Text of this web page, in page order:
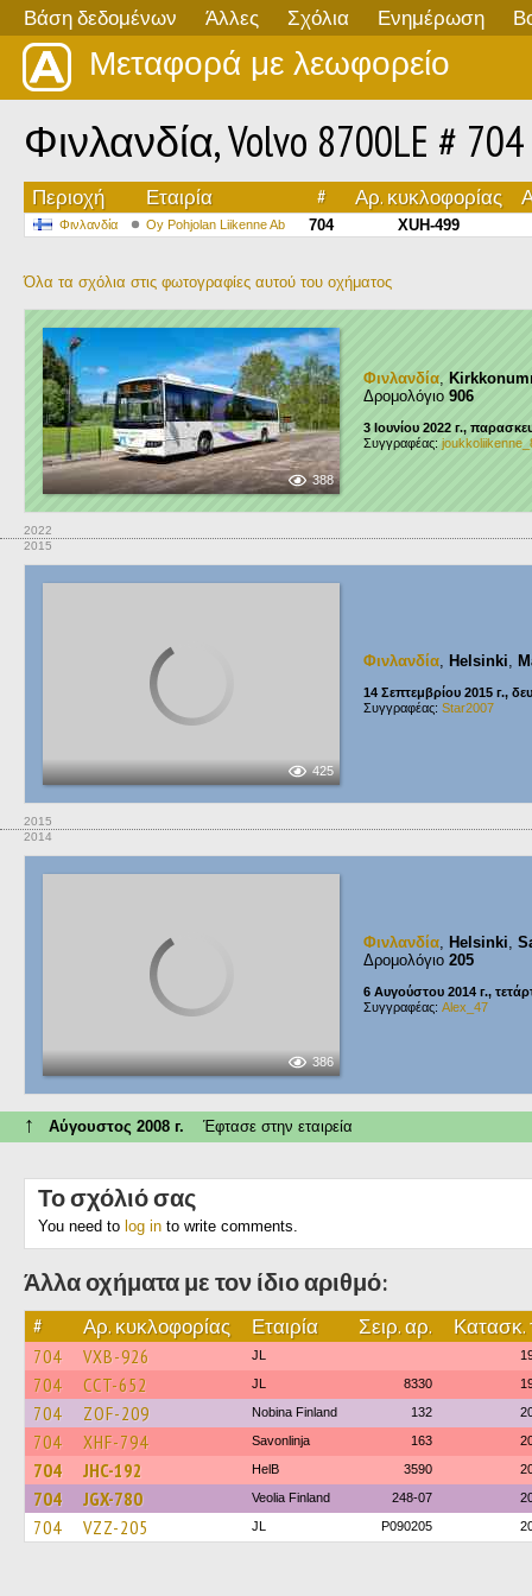
Βάση δεδομένων Άλλες Σχόλια Ενημέρωση
Μεταφορά με λεωφορείο
Φινλανδία, Volvo 8700LE # 704
Περιοχή Εταιρία # Αρ. κυκλοφορίας
Φινλανδία Oy Pohjolan Liikenne Ab 704 XUH-499
Όλα τα σχόλια στις φωτογραφίες αυτού του οχήματος
388
Φινλανδία,
Δρομολόγιο 906
3 Ιουνίου 2022 г.,
Συγγραφέας:
2022
2015
425
Φινλανδία, Helsinki,
14 Σεπτεμβρίου 2015 г.,
Συγγραφέας: Star2007
2015
2014
386
Φινλανδία, Helsinki,
Δρομολόγιο 205
6 Αυγούστου 2014 г.,
Συγγραφέας: Alex_47
↑ Αύγουστος 2008 г. Έφτασε στην εταιρεία
Το σχόλιό σας
You need to log in to write comments.
Άλλα οχήματα με τον ίδιο αριθμό:
# Αρ. κυκλοφορίας Εταιρία Σειρ. αρ. Κατασκ.
704 VXB-926 JL
704 CCT-652 JL 8330
704 ZOF-209 Nobina Finland 132
704 XHF-794 Savonlinja 163
704 JHC-192 HelB 3590
704 JGX-780 Veolia Finland 248-07
704 VZZ-205 JL P090205